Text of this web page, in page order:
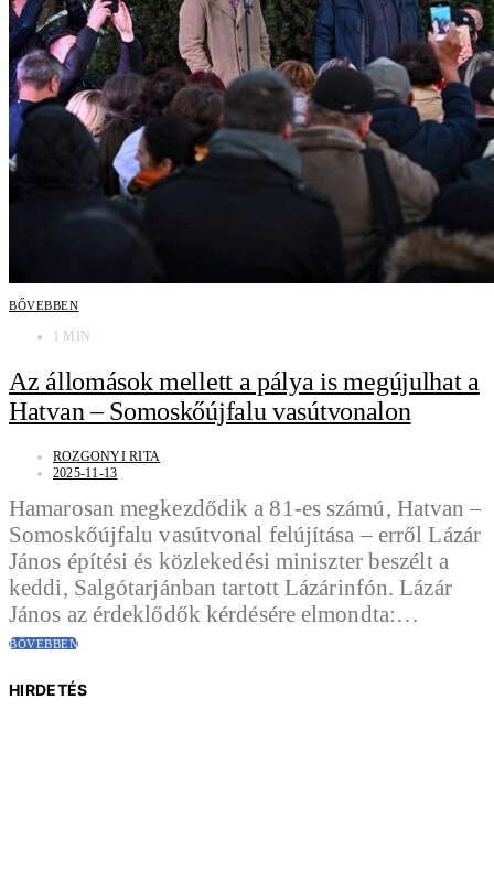
BŐVEBBEN
1 MIN
Az állomások mellett a pálya is megújulhat a
Hatvan – Somoskőújfalu vasútvonalon
ROZGONYI RITA
2025-11-13
Hamarosan megkezdődik a 81-es számú, Hatvan –
Somoskőújfalu vasútvonal felújítása – erről Lázár
János építési és közlekedési miniszter beszélt a
keddi, Salgótarjánban tartott Lázárinfón. Lázár
János az érdeklődők kérdésére elmondta:…
BŐVEBBEN
HIRDETÉS